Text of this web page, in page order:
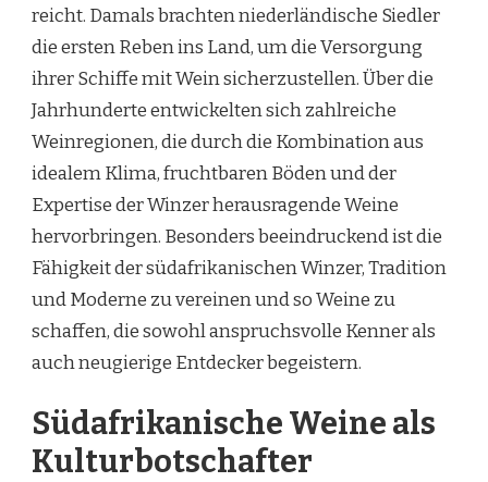
reicht. Damals brachten niederländische Siedler
die ersten Reben ins Land, um die Versorgung
ihrer Schiffe mit Wein sicherzustellen. Über die
Jahrhunderte entwickelten sich zahlreiche
Weinregionen, die durch die Kombination aus
idealem Klima, fruchtbaren Böden und der
Expertise der Winzer herausragende Weine
hervorbringen. Besonders beeindruckend ist die
Fähigkeit der südafrikanischen Winzer, Tradition
und Moderne zu vereinen und so Weine zu
schaffen, die sowohl anspruchsvolle Kenner als
auch neugierige Entdecker begeistern.
Südafrikanische Weine als
Kulturbotschafter